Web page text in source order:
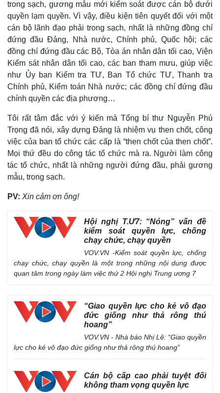
Thể thao
Bóng đá
Lịch thi đấu bóng đá
Thế giới thể thao
eSports
Hậu trường
Ô tô - Xe máy
Ô tô
Xe máy
Tư vấn
trong sạch, gương mẫu mới kiểm soát được cán bộ dưới
quyền lạm quyền. Vì vậy, điều kiện tiên quyết đối với một
cán bộ lãnh đạo phải trong sạch, nhất là những đồng chí
đứng đầu Đảng, Nhà nước, Chính phủ, Quốc hội; các
đồng chí đứng đầu các Bộ, Tòa án nhân dân tối cao, Viện
Kiểm sát nhân dân tối cao, các ban tham mưu, giúp việc
như Ủy ban Kiểm tra TƯ, Ban Tổ chức TƯ, Thanh tra
Chính phủ, Kiểm toán Nhà nước; các đồng chí đứng đầu
chính quyền các địa phương…
Tôi rất tâm đắc với ý kiến mà Tổng bí thư Nguyễn Phú
Trọng đã nói, xây dựng Đảng là nhiệm vụ then chốt, công
việc của ban tổ chức các cấp là “then chốt của then chốt”.
Mọi thứ đều do công tác tổ chức mà ra. Người làm công
tác tổ chức, nhất là những người đứng đầu, phải gương
mẫu, trong sạch.
PV: Xin cảm ơn ông!
Hội nghị T.Ư7: “Nóng” vấn đề
kiểm soát quyền lực, chống
chạy chức, chạy quyền
VOV.VN -Kiểm soát quyền lực, chống
chạy chức, chạy quyền là một trong những nội dung được
quan tâm trong ngày làm việc thứ 2 Hội nghị Trung ương 7
“Giao quyền lực cho kẻ vô đạo
đức giống như thả rông thú
hoang”
VOV.VN - Nhà báo Nhị Lê: “Giao quyền
lực cho kẻ vô đạo đức giống như thả rông thú hoang”
Cán bộ cấp cao phải tuyệt đối
không tham vọng quyền lực